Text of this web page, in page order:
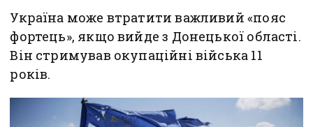
Україна може втратити важливий «пояс
фортець», якщо вийде з Донецької області.
Він стримував окупаційні війська 11
років.